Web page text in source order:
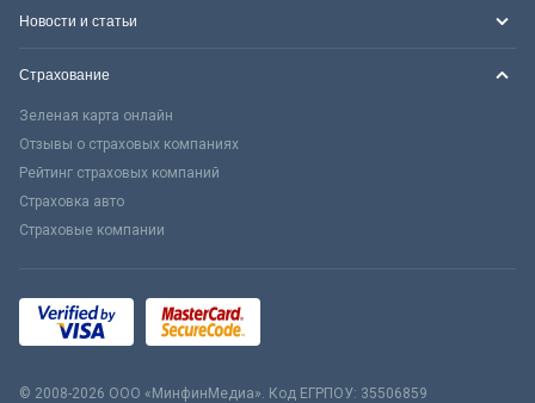
Новости и статьи
Страхование
Зеленая карта онлайн
Отзывы о страховых компаниях
Рейтинг страховых компаний
Страховка авто
Страховые компании
© 2008-2026 ООО «МинфинМедиа». Код ЕГРПОУ: 35506859